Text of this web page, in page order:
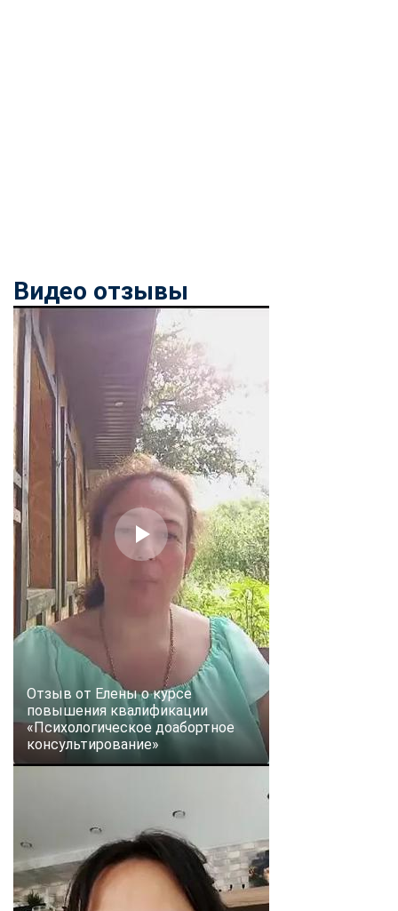
Видео отзывы
Отзыв от Елены о курсе
повышения квалификации
«Психологическое доабортное
консультирование»